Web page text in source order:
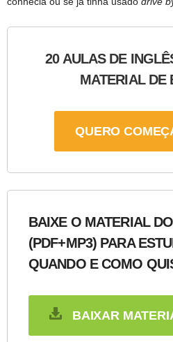
20 AULAS DE
MATERIAL DE
QUERO
BAIXE O MATERIAL
(PDF+MP3) PARA
QUANDO E COMO
BAIXAR